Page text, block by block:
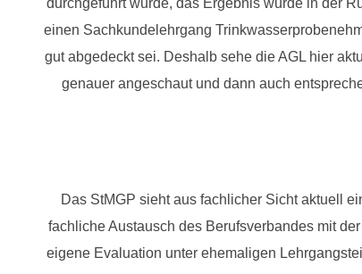
durchgeführt wurde, das Ergebnis wurde in der
einen Sachkundelehrgang
gut abgedeckt sei. Deshalb sehe die AGL hier
genauer angeschaut und dann auch
Das StMGP sieht aus fachlicher Sicht aktuell
fachliche Austausch des Berufsverbandes mit
eigene Evaluation unter ehemaligen